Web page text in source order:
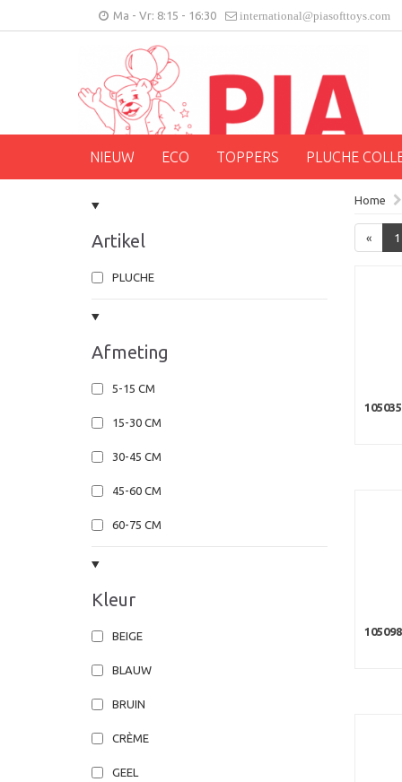
Ma - Vr: 8:15 - 16:30 international@piasofttoys.com
NIEUW ECO TOPPERS PLUCHE
Artikel
PLUCHE
Afmeting
5-15 CM
15-30 CM
30-45 CM
45-60 CM
60-75 CM
Kleur
BEIGE
BLAUW
BRUIN
CRÈME
GEEL
Home
« 1